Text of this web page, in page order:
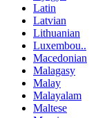
Latin
Latvian
Lithuanian
Luxembou..
Macedonian
Malagasy
Malay
Malayalam
Maltese